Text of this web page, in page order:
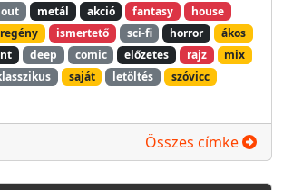
metál akció fantasy
house
ismertető sci-fi horror
ákos
deep comic előzetes rajz
mix
saját letöltés
szóvicc
Összes címke